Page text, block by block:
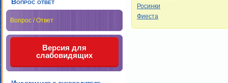
Вопрос / Ответ
Версия для
слабовидящих
Росинки
Фиеста